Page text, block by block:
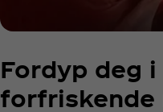
Fordyp deg
forfriskende